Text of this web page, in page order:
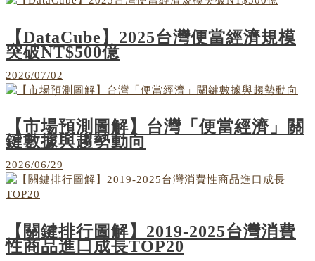
【DataCube】2025台灣便當經濟規模
突破NT$500億
2026/07/02
【市場預測圖解】台灣「便當經濟」關
鍵數據與趨勢動向
2026/06/29
【關鍵排行圖解】2019-2025台灣消費
性商品進口成長TOP20